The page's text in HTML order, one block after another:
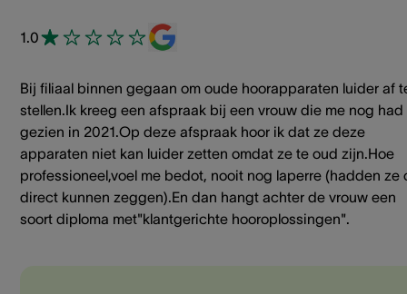
1.0
Bij filiaal binnen gegaan om oude hoorapparaten luider af
stellen.Ik kreeg een afspraak bij een vrouw die me nog had
gezien in 2021.Op deze afspraak hoor ik dat ze deze
apparaten niet kan luider zetten omdat ze te oud zijn.Hoe
professioneel,voel me bedot, nooit nog laperre (hadden ze
direct kunnen zeggen).En dan hangt achter de vrouw een
soort diploma met"klantgerichte hooroplossingen".